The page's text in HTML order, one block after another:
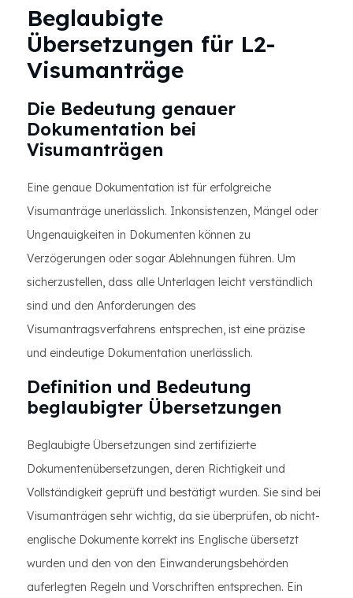
Beglaubigte
Übersetzungen für L2-
Visumanträge
Die Bedeutung genauer
Dokumentation bei
Visumanträgen
Eine genaue Dokumentation ist für erfolgreiche
Visumanträge unerlässlich. Inkonsistenzen, Mängel oder
Ungenauigkeiten in Dokumenten können zu
Verzögerungen oder sogar Ablehnungen führen. Um
sicherzustellen, dass alle Unterlagen leicht verständlich
sind und den Anforderungen des
Visumantragsverfahrens entsprechen, ist eine präzise
und eindeutige Dokumentation unerlässlich.
Definition und Bedeutung
beglaubigter Übersetzungen
Beglaubigte Übersetzungen sind zertifizierte
Dokumentenübersetzungen, deren Richtigkeit und
Vollständigkeit geprüft und bestätigt wurden. Sie sind bei
Visumanträgen sehr wichtig, da sie überprüfen, ob nicht-
englische Dokumente korrekt ins Englische übersetzt
wurden und den von den Einwanderungsbehörden
auferlegten Regeln und Vorschriften entsprechen. Ein